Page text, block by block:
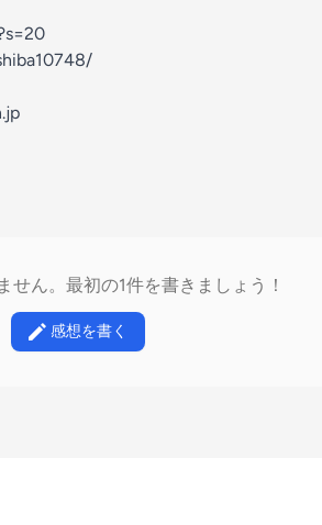
せん。最初の1件を書きましょう！
感想を書く